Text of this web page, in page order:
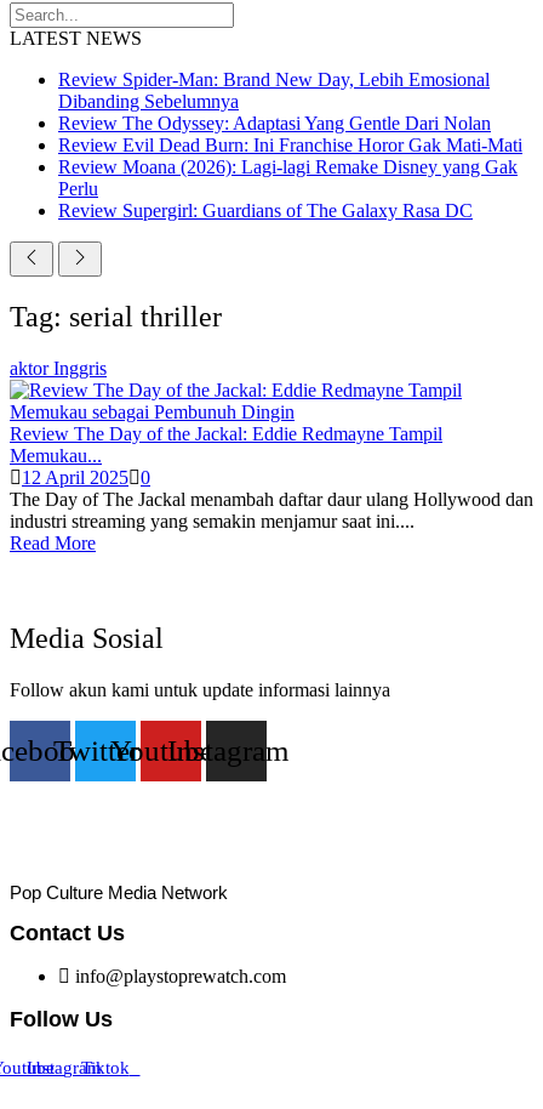
LATEST NEWS
Review Spider-Man: Brand New Day, Lebih Emosional
Dibanding Sebelumnya
Review The Odyssey: Adaptasi Yang Gentle Dari Nolan
Review Evil Dead Burn: Ini Franchise Horor Gak Mati-Mati
Review Moana (2026): Lagi-lagi Remake Disney yang Gak
Perlu
Review Supergirl: Guardians of The Galaxy Rasa DC
Tag: serial thriller
aktor Inggris
Review The Day of the Jackal: Eddie Redmayne Tampil
Memukau...
12 April 2025 0
The Day of The Jackal menambah daftar daur ulang Hollywood dan
industri streaming yang semakin menjamur saat ini....
Read More
Media Sosial
Follow akun kami untuk update informasi lainnya
TwitterYoutubeInstagram
Pop Culture Media Network
Contact Us
info@playstoprewatch.com
Follow Us
InstagramTiktok